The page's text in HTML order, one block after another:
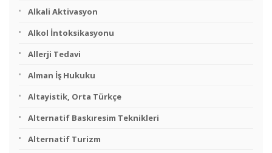
Alkali Aktivasyon
Alkol İntoksikasyonu
Allerji Tedavi
Alman İş Hukuku
Altayistik, Orta Türkçe
Alternatif Baskıresim Teknikleri
Alternatif Turizm